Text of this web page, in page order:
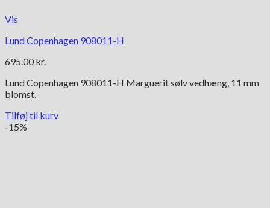
Vis
Lund Copenhagen 908011-H
695.00 kr.
Lund Copenhagen 908011-H Marguerit sølv vedhæng, 11 mm
blomst.
Tilføj til kurv
-15%